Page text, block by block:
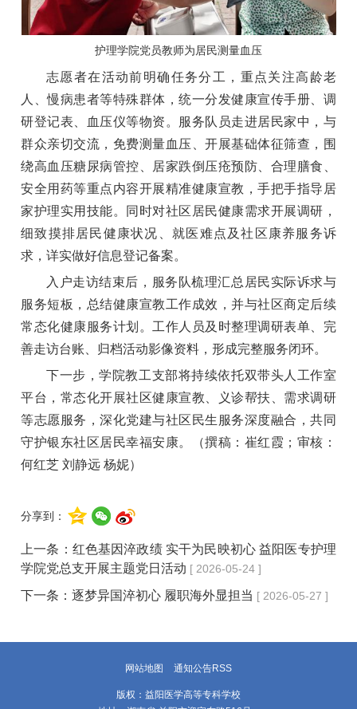
护理学院党员教师为居民测量血压
志愿者在活动前明确任务分工，重点关注高龄老
人、慢病患者等特殊群体，统一分发健康宣传手册、调
研登记表、血压仪等物资。服务队员走进居民家中，与
群众亲切交流，免费测量血压、开展基础体征筛查，围
绕高血压糖尿病管控、居家跌倒压疮预防、合理膳食、
安全用药等重点内容开展精准健康宣教，手把手指导居
家护理实用技能。同时对社区居民健康需求开展调研，
细致摸排居民健康状况、就医难点及社区康养服务诉
求，详实做好信息登记备案。
入户走访结束后，服务队梳理汇总居民实际诉求与
服务短板，总结健康宣教工作成效，并与社区商定后续
常态化健康服务计划。工作人员及时整理调研表单、完
善走访台账、归档活动影像资料，形成完整服务闭环。
下一步，学院教工支部将持续依托双带头人工作室
平台，常态化开展社区健康宣教、义诊帮扶、需求调研
等志愿服务，深化党建与社区民生服务深度融合，共同
守护银东社区居民幸福安康。（撰稿：崔红霞；审核：
何红芝 刘静远 杨妮）
分享到：
上一条： 红色基因淬政绩 实干为民映初心 益阳医专护理
学院党总支开展主题党日活动 [ 2026-05-24 ]
下一条：逐梦异国淬初心 履职海外显担当 [ 2026-05-27 ]
网站地图 通知公告RSS
版权：益阳医学高等专科学校